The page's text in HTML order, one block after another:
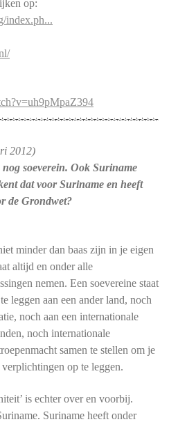
op:
index.ph...
2012)
soeverein. Ook Suriname
dat voor Suriname en heeft
de Grondwet?
minder dan baas zijn in je eigen
altijd en onder alle
nemen. Een soevereine staat
leggen aan een ander land, noch
noch aan een internationale
noch internationale
samen te stellen om je
op te leggen.
is echter over en voorbij.
Suriname heeft onder